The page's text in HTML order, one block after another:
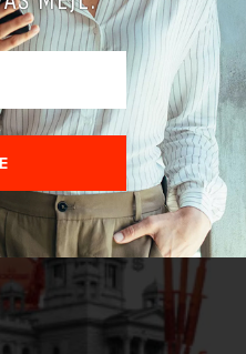
i vodoprivrede saopštilo
da je Srbija
kontrola bezbednosti